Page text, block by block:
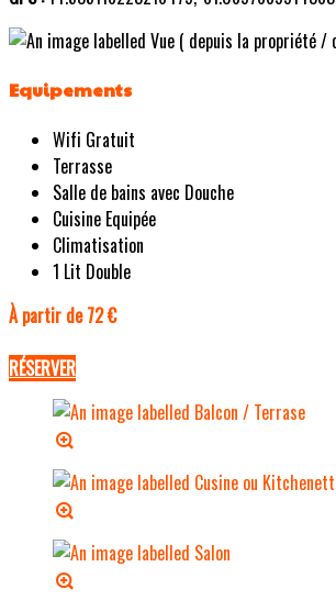
Equipements
Wifi Gratuit
Terrasse
Salle de bains avec Douche
Cuisine Equipée
Climatisation
1 Lit Double
À partir de 72 €
RÉSERVER